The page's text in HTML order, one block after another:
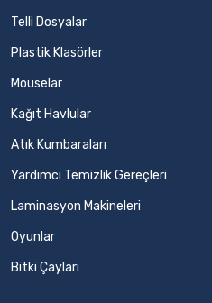
Telli Dosyalar
Plastik Klasörler
Mouselar
Kağıt Havlular
Atık Kumbaraları
Yardımcı Temizlik Gereçleri
Laminasyon Makineleri
Oyunlar
Bitki Çayları